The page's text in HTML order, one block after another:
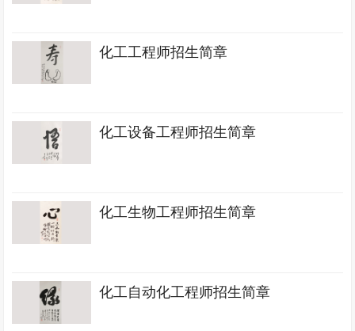
化工工程师招生简章
化工设备工程师招生简章
化工生物工程师招生简章
化工自动化工程师招生简章